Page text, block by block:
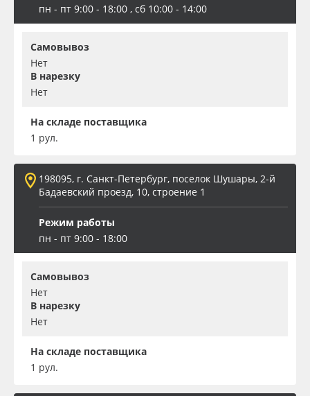
Баннер
Заготовки для сувениров
пн - пт 9:00 - 18:00 , сб 10:00 - 14:00
Самовывоз
Нет
В нарезку
Нет
На складе поставщика
1 рул.
198095, г. Санкт-Петербург, поселок Шушары, 2-й
Бадаевский проезд, 10, строение 1
Режим работы
пн - пт 9:00 - 18:00
Самовывоз
Нет
В нарезку
Нет
На складе поставщика
1 рул.